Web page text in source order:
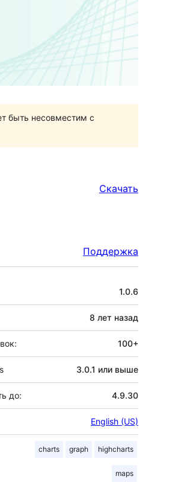
быть несовместим с
Скачать
Поддержка
1.0.6
8 лет назад
100+
3.0.1 или выше
до: 4.9.30
English (US)
charts graph highcharts
maps